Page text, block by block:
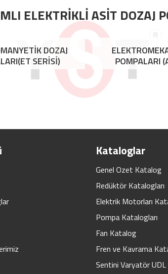
ELEKTRİKLİ ASİT DOZAJ
DOZAJ
SERİSİ)
POMPALARI
Kataloglar
Genel Ozet Katalog
Redüktör Katalogları
Elektrik Motorları
Pompa Katalogları
Fan Katalog
Fren ve Kavrama
Sentini Varyatör